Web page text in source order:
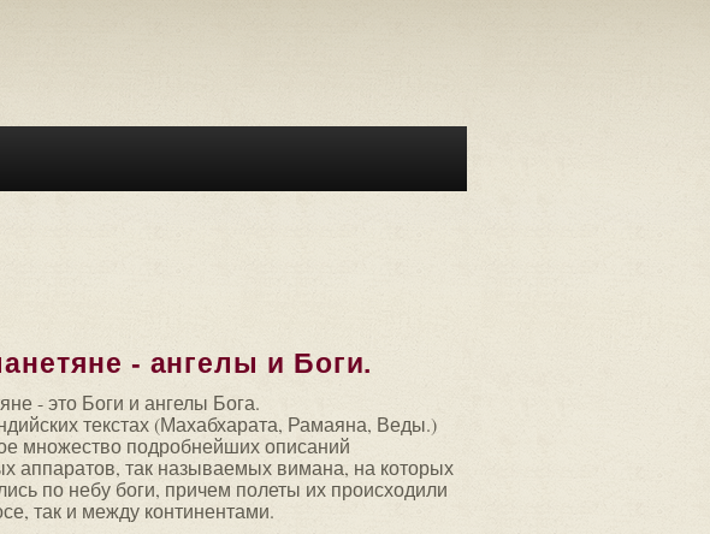
- ангелы и Боги.
- это Боги и ангелы Бога.
текстах (Махабхарата, Рамаяна, Веды.)
множество подробнейших описаний
аппаратов, так называемых вимана, на которых
по небу боги, причем полеты их происходили
так и между континентами.